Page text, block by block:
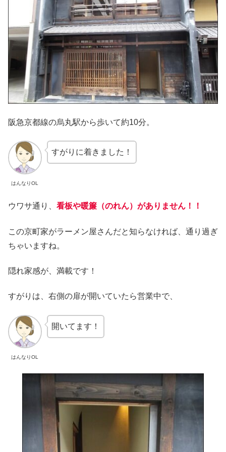
阪急京都線の烏丸駅から歩いて約10分。
はんなりOL
すがりに着きました！
ウワサ通り、 看板や暖簾（のれん）がありません！！
この京町家がラーメン屋さんだと知らなければ、通り過ぎ
ちゃいますね。
隠れ家感が、満載です！
すがりは、右側の扉が開いていたら営業中で、
はんなりOL
開いてます！